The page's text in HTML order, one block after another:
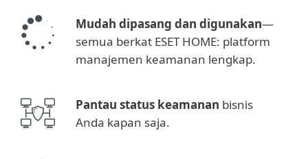
Mudah dipasang dan digunakan—
semua berkat ESET HOME: platform
manajemen keamanan lengkap.
Pantau status keamanan bisnis
Anda kapan saja.